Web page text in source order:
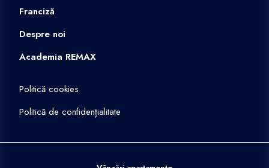
Apartamente de vânzare Chișinău, Buiucani
Apartamente de vânzare Chișinău, Centru
Apartamente de vânzare Chișinău, Ciocana
Apartamente de vânzare Bucuresti
Vânzări case vile